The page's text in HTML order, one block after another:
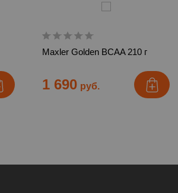
Maxler Golden BCAA 210 г
1 690 руб.